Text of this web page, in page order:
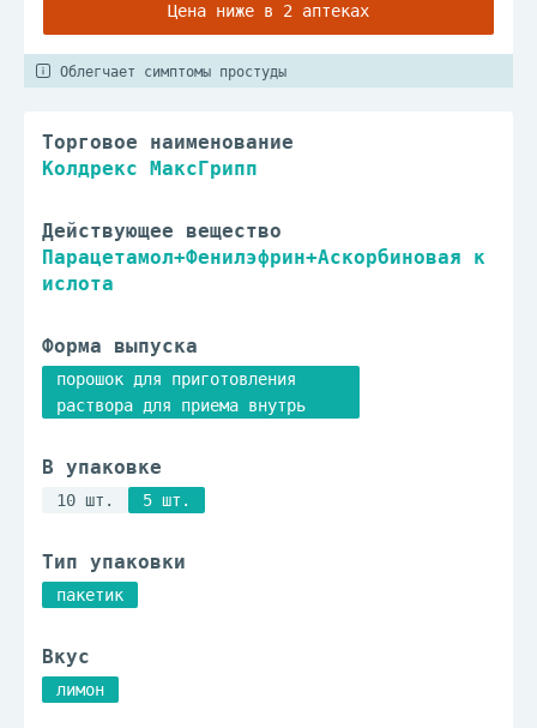
Цена ниже в 2 аптеках
Облегчает симптомы простуды
Торговое наименование
Колдрекс МаксГрипп
Действующее вещество
Парацетамол+Фенилэфрин+Аскорбиновая к
ислота
Форма выпуска
порошок для приготовления
раствора для приема внутрь
В упаковке
10 шт. 5 шт.
Тип упаковки
пакетик
Вкус
лимон